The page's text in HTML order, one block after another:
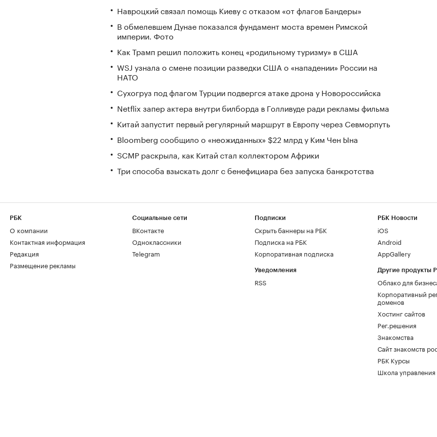
Навроцкий связал помощь Киеву с отказом «от флагов Бандеры»
В обмелевшем Дунае показался фундамент моста времен Римской
империи. Фото
Как Трамп решил положить конец «родильному туризму» в США
WSJ узнала о смене позиции разведки США о «нападении» России на
НАТО
Сухогруз под флагом Турции подвергся атаке дрона у Новороссийска
Netflix запер актера внутри билборда в Голливуде ради рекламы фильма
Китай запустит первый регулярный маршрут в Европу через Севморпуть
Bloomberg сообщило о «неожиданных» $22 млрд у Ким Чен Ына
SCMP раскрыла, как Китай стал коллектором Африки
Три способа взыскать долг с бенефициара без запуска банкротства
РБК
О компании
Контактная информация
Редакция
Размещение рекламы
Социальные сети
ВКонтакте
Одноклассники
Telegram
Подписки
Скрыть баннеры на РБК
Подписка на РБК
Корпоративная подписка
Уведомления
RSS
РБК Новости
iOS
Android
AppGallery
Другие продукты
Облако для
Корпоративный
доменов
Хостинг сайтов
Рег.решения
Знакомства
Сайт знакомств
РБК Курсы
Школа